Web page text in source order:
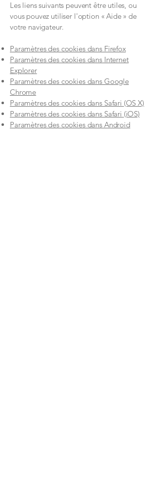
Les liens suivants peuvent être utiles, ou
vous pouvez utiliser l'option « Aide » de
votre navigateur.
Paramètres des cookies dans Firefox
Paramètres des cookies dans Internet
Explorer
Paramètres des cookies dans Google
Chrome
Paramètres des cookies dans Safari (OS X)
Paramètres des cookies dans Safari (iOS)
Paramètres des cookies dans Android